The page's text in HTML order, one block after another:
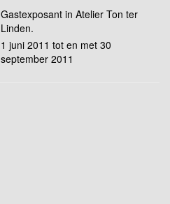
Gastexposant in Atelier Ton ter
Linden.
1 juni 2011 tot en met 30
september 2011